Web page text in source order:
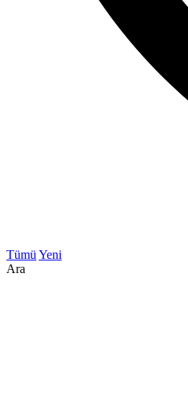
Tümü Yeni
Ara